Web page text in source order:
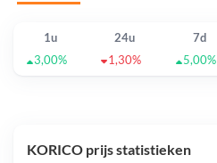
1u 24u 7d
3,00%
1,30% 5,00%
KORICO prijs statistieken